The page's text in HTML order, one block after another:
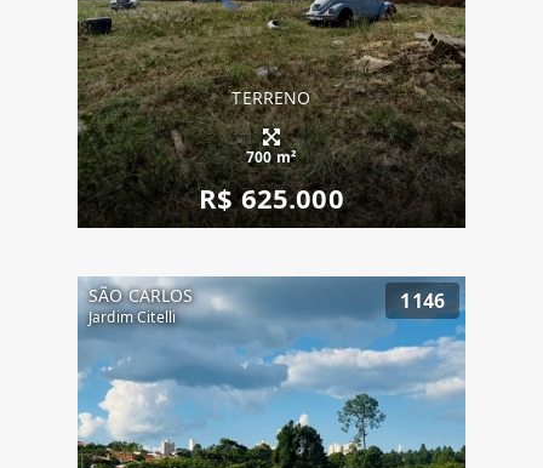
TERRENO
700 m²
R$ 625.000
SÃO CARLOS
Jardim Citelli
1146